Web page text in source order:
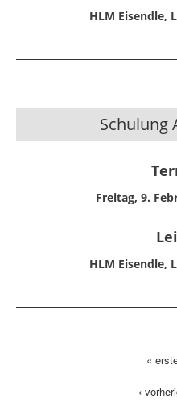
HLM Eisendle,
Schulung
Freitag, 9.
HLM Eisendle,
«
‹